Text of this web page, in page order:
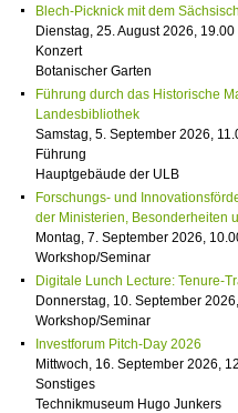
Blech-Picknick mit dem
Dienstag, 25. August 2026,
Konzert
Botanischer Garten
Führung durch das Historische
Landesbibliothek
Samstag, 5. September 2026,
Führung
Hauptgebäude der ULB
Forschungs- und
der Ministerien, Besonderheiten
Montag, 7. September 2026,
Workshop/Seminar
Digitale Lunch Lecture: Tenure-
Donnerstag, 10. September
Workshop/Seminar
Investforum Pitch-Day 2026
Mittwoch, 16. September 2026,
Sonstiges
Technikmuseum Hugo Junkers